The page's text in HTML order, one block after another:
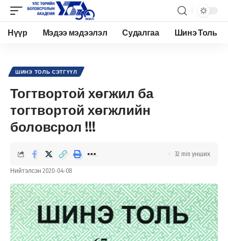
Нүүр Мэдээ мэдээлэл Судалгаа Шинэ Толь
ШИНЭ ТОЛЬ СЭТГҮҮЛ
Тогтвортой хөгжил ба
тогтвортой хөгжлийн
боловсрол !!!
Нийтэлсэн 2020-04-08
32 min унших